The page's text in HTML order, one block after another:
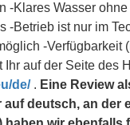
-Klares Wasser ohne
-Betrieb ist nur im
-Verfügbarkeit
Ihr auf der Seite des
de/. Eine Review
auf deutsch, an der